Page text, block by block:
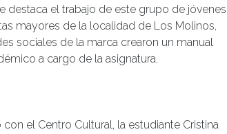
destaca el trabajo de este grupo de jóvenes
mayores de la localidad de Los Molinos,
sociales de la marca crearon un manual
a cargo de la asignatura.
el Centro Cultural, la estudiante Cristina